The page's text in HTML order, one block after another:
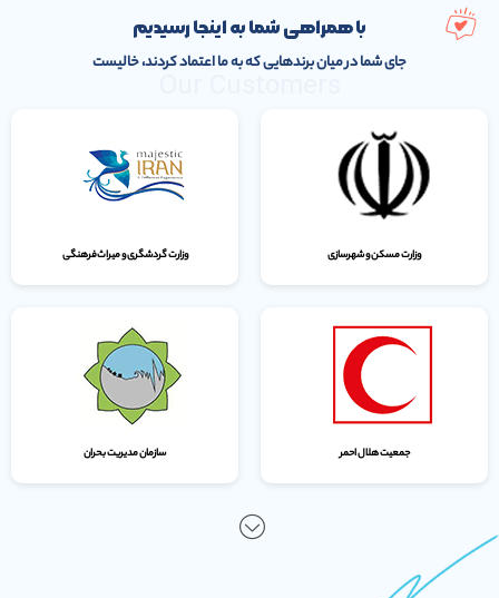
با همراهی شما به اینجا رسیدیم
جای شما در میان برندهایی که به ما اعتماد کردند، خالیست
وزارت مسکن و شهرسازی وزارت گردشگری و میراث‌فرهنگی
جمعیت هلال احمر سازمان مدیریت بحران